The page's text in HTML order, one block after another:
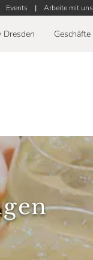
Events | Arbeite mit uns
Dresden Geschäfte